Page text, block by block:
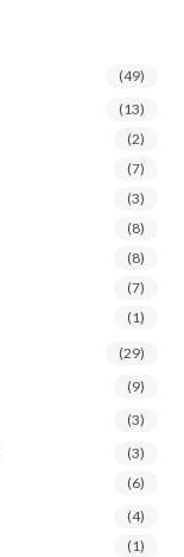
(49)
(13)
(2)
(7)
(3)
(8)
(8)
(7)
(1)
(29)
(9)
(3)
(3)
(6)
(4)
(1)